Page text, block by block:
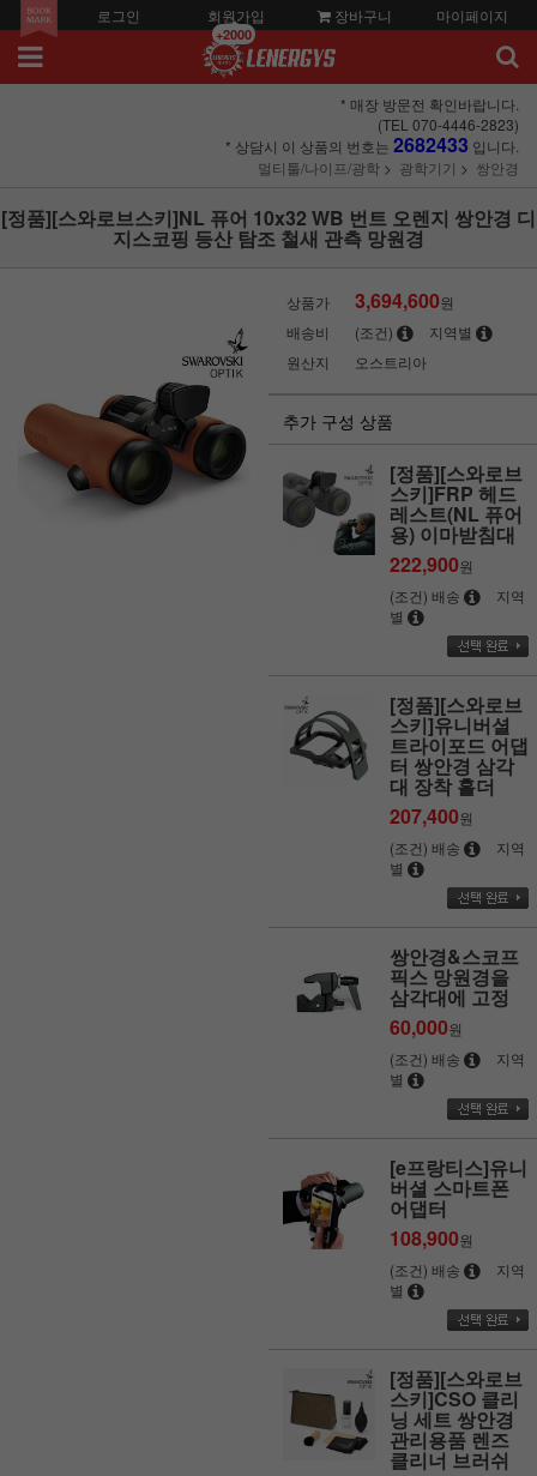
로그인 회원가입
+2000
장바구니 마이페이지
* 매장 방문전 확인바랍니다.
(TEL 070-4446-2823)
* 상담시 이 상품의 번호는 2682433 입니다.
멀티툴/나이프/광학
광학기기 쌍안경
[정품][스와로브스키]NL 퓨어 10x32 WB 번트 오렌지 쌍안경 디
지스코핑 등산 탐조 철새 관측 망원경
상품가 3,694,600원
배송비
(조건)
지역별
원산지
오스트리아
추가 구성 상품
[정품][스와로브
스키]FRP 헤드
레스트(NL 퓨어
용) 이마받침대
222,900원
(조건) 배송
지역
별
[정품][스와로브
스키]유니버셜
트라이포드 어댑
터 쌍안경 삼각
대 장착 홀더
207,400원
(조건) 배송
지역
별
쌍안경&스코프
픽스 망원경을
삼각대에 고정
60,000원
(조건) 배송
지역
별
[e프랑티스]유니
버셜 스마트폰
어댑터
108,900원
(조건) 배송
지역
별
[정품][스와로브
스키]CSO 클리
닝 세트 쌍안경
관리용품 렌즈
클리너 브러쉬